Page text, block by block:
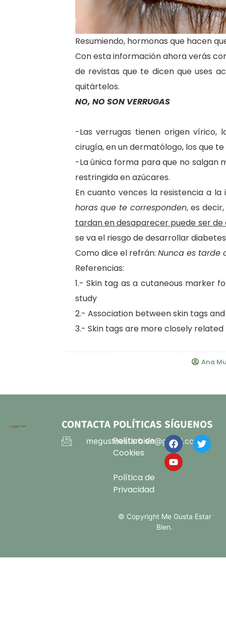
Resumiendo, hormonas que hacen
Con esta información ahora verás
de revistas que te dicen que uses
quitártelos.
NO, NO SON VERRUGAS
-Las verrugas tienen origen vírico,
cirugía, en un dermatólogo, los que
-La única forma para que no salgan
restringida en azúcares.
En cuanto vences la resistencia a la
horas que te corresponden, es decir,
tardan en desaparecer puede ser de
se va el riesgo de desarrollar
Como dice el refrán: Nunca es tarde
Referencias:
1.- Skin tag as a cutaneous marker
study
2.- Association between skin tags
3.- Skin tags are more closely
Ana
CONTACTA
megustaestarbien@gmail.com
POLÍTICAS
Política de
Cookies
Política de
Privacidad
SÍGUENOS
© Copyright Me Gusta Estar
Bien.